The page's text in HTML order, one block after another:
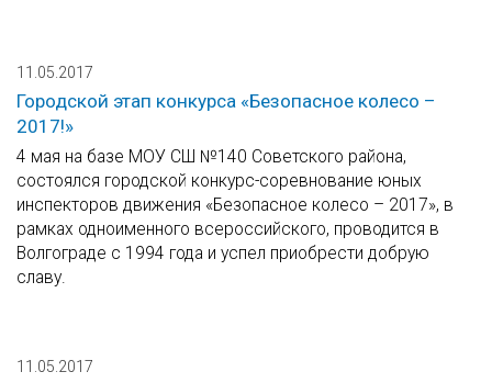
11.05.2017
Городской этап конкурса «Безопасное колесо –
2017!»
4 мая на базе МОУ СШ №140 Советского района,
состоялся городской конкурс-соревнование юных
инспекторов движения «Безопасное колесо – 2017», в
рамках одноименного всероссийского, проводится в
Волгограде с 1994 года и успел приобрести добрую
славу.
11.05.2017